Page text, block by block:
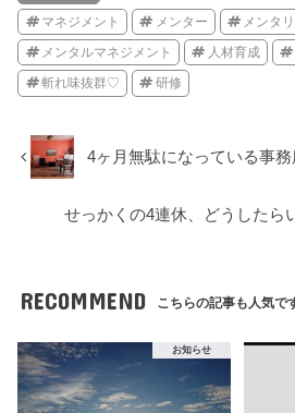
マネジメント メンター メンタ
メンタルマネジメント 人材育成
斬れ味抜群♡ 研修
4ヶ月無駄になっている事
せっかくの4連休、どうしたら
RECOMMEND こちらの記事も人気で
お知らせ